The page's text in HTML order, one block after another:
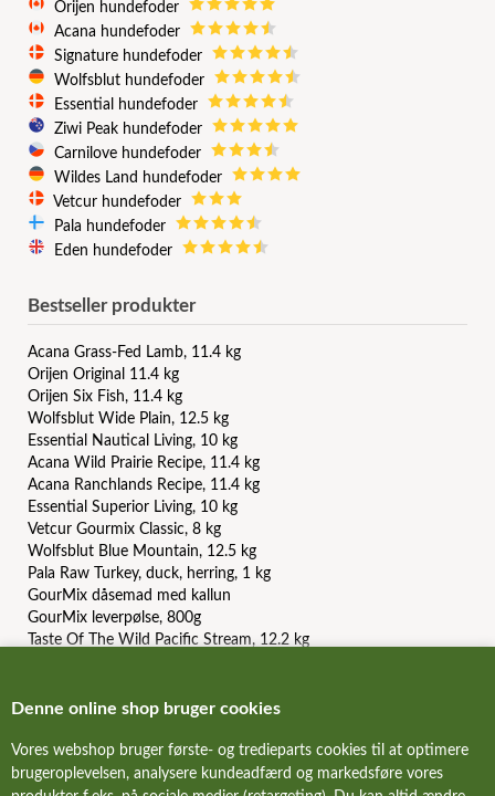
Denne online shop bruger cookies
Vores webshop bruger første- og tredieparts cookies til at optimere
brugeroplevelsen, analysere kundeadfærd og markedsføre vores
Orijen hundefoder
Acana hundefoder
Signature hundefoder
Wolfsblut hundefoder
Essential hundefoder
Ziwi Peak hundefoder
Carnilove hundefoder
Wildes Land hundefoder
Vetcur hundefoder
Pala hundefoder
Eden hundefoder
Bestseller produkter
Acana Grass-Fed Lamb, 11.4 kg
Orijen Original 11.4 kg
Orijen Six Fish, 11.4 kg
Wolfsblut Wide Plain, 12.5 kg
Essential Nautical Living, 10 kg
Acana Wild Prairie Recipe, 11.4 kg
Acana Ranchlands Recipe, 11.4 kg
Essential Superior Living, 10 kg
Vetcur Gourmix Classic, 8 kg
Wolfsblut Blue Mountain, 12.5 kg
Pala Raw Turkey, duck, herring, 1 kg
GourMix dåsemad med kallun
GourMix leverpølse, 800g
Taste Of The Wild Pacific Stream, 12.2 kg
Acana Light And Fit Recipe, 11.4 kg
Essential The Beginning Paté